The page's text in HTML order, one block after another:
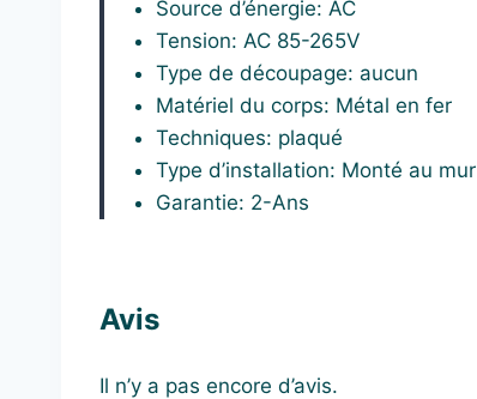
Source d’énergie: AC
Tension: AC 85-265V
Type de découpage: aucun
Matériel du corps: Métal en fer
Techniques: plaqué
Type d’installation: Monté au mur
Garantie: 2-Ans
Avis
Il n’y a pas encore d’avis.